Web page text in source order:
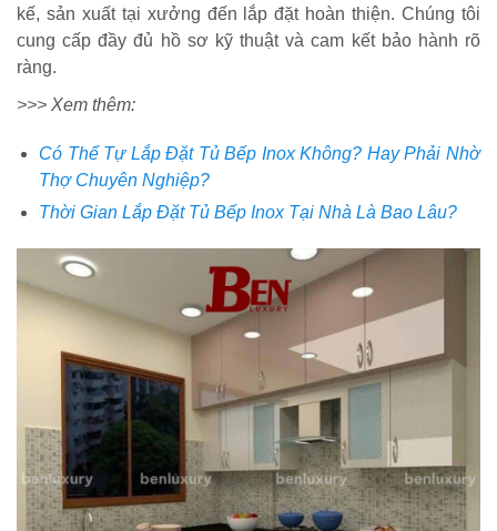
kế, sản xuất tại xưởng đến lắp đặt hoàn thiện. Chúng tôi
cung cấp đầy đủ hồ sơ kỹ thuật và cam kết bảo hành rõ
ràng.
>>> Xem thêm:
Có Thể Tự Lắp Đặt Tủ Bếp Inox Không? Hay Phải Nhờ
Thợ Chuyên Nghiệp?
Thời Gian Lắp Đặt Tủ Bếp Inox Tại Nhà Là Bao Lâu?